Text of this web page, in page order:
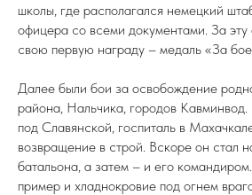
школы, где располагался немецкий
офицера со всеми документами. За
свою первую награду – медаль «За
Далее были бои за освобождение
района, Нальчика, городов
под Славянской, госпиталь в
возвращение в строй. Вскоре он стал
батальона, а затем – и его
пример и хладнокровие под огнем